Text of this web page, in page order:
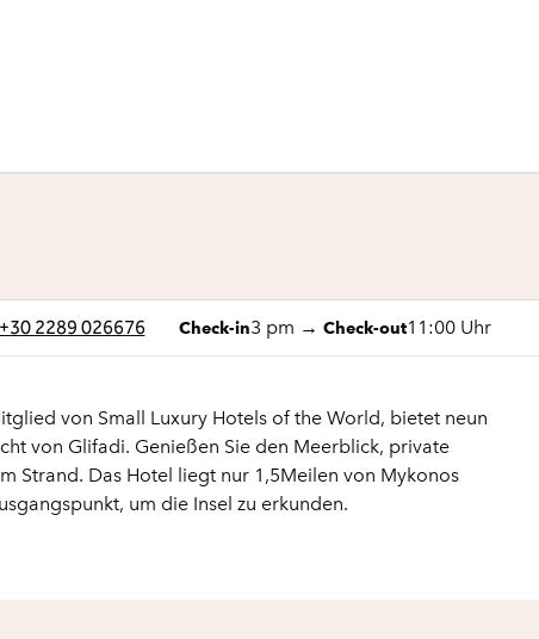
+30 2289 026676 Check-in3 pm → Check-out11:00 Uhr
von Small Luxury Hotels of the World, bietet neun
von Glifadi. Genießen Sie den Meerblick, private
Strand. Das Hotel liegt nur 1,5Meilen von Mykonos
um die Insel zu erkunden.